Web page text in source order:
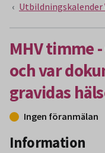
Utbildningskalender
MHV timme
och var
gravidas
Ingen föranmälan
Information